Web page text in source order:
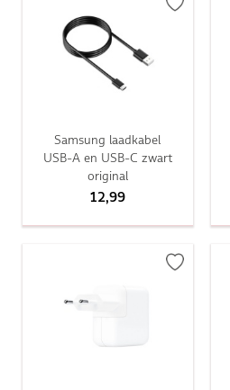
Samsung laadkabel
USB-A en USB-C zwart
original
12,99